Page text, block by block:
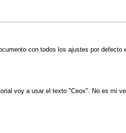
con todos los ajustes por defecto
voy a usar el texto "Ceox". No es mi